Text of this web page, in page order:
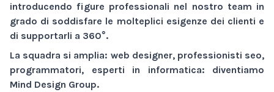
introducendo figure professionali nel nostro team in
grado di soddisfare le molteplici esigenze dei clienti e
di supportarli a 360°.
La squadra si amplia: web designer, professionisti seo,
programmatori, esperti in informatica: diventiamo
Mind Design Group.